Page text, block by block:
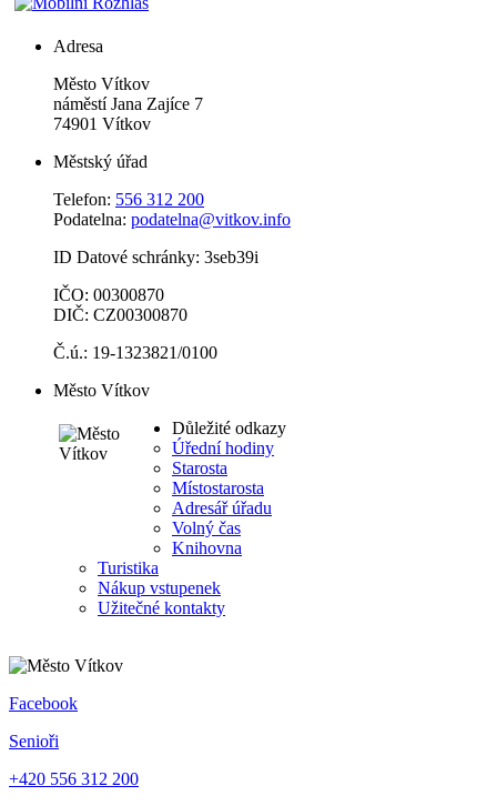
Adresa
Město Vítkov
náměstí Jana Zajíce 7
74901 Vítkov
Městský úřad
Telefon: 556 312 200
Podatelna: podatelna@vitkov.info
ID Datové schránky: 3seb39i
IČO: 00300870
DIČ: CZ00300870
Č.ú.: 19-1323821/0100
Město Vítkov
Důležité odkazy
Úřední hodiny
Starosta
Místostarosta
Adresář úřadu
Volný čas
Knihovna
Turistika
Nákup vstupenek
Užitečné kontakty
Facebook
Senioři
+420 556 312 200